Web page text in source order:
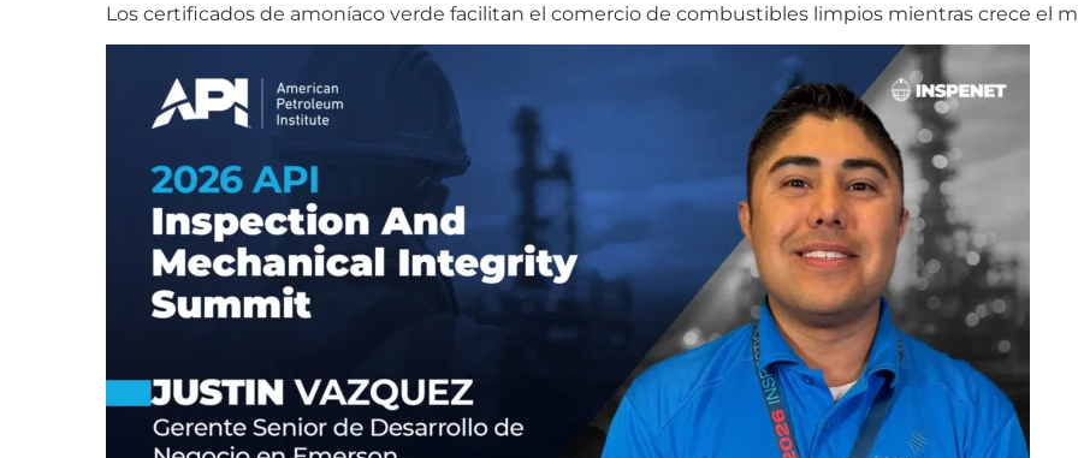
Los certificados de amoníaco verde facilitan el comercio de combustibles limpios mientras crece el